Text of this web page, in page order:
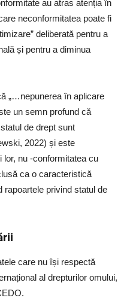
au atras atenția în
neconformitatea poate fi
deliberată pentru a
și pentru a diminua
„…nepunerea în aplicare
un semn profund că
de drept sunt
2022) și este
nu -conformitatea cu
ca o caracteristică
rapoartele privind statul de
care nu își respectă
al drepturilor omului,